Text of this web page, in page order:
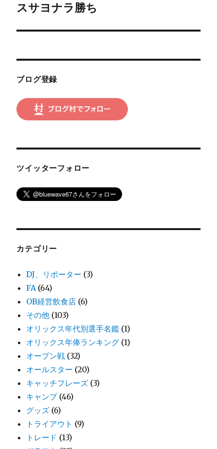
ー
シ
ン
の
稿:
スサヨナラ勝ち
ブログ登録
ツイッターフォロー
カテゴリー
DJ、リポーター (3)
FA(64)
OB経営飲食店 (6)
その他 (103)
オリックス年代別選手名鑑 (1)
オリックス年俸ランキング (1)
オープン戦 (32)
オールスター (20)
キャッチフレーズ (3)
キャンプ(46)
グッズ (6)
トライアウト (9)
トレード (13)